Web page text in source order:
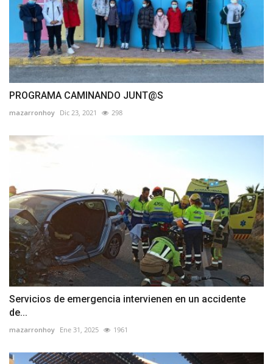
PROGRAMA CAMINANDO JUNT@S
mazarronhoy Dic 23, 2021 298
Servicios de emergencia intervienen en un accidente
de...
mazarronhoy Ene 31, 2025 1961